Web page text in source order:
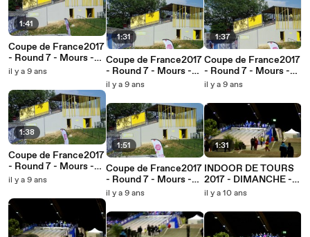
1:41
Coupe de France2017
- Round 7 - Mours -
Cadettes
il y a 9 ans
1:38
Coupe de France2017
- Round 7 - Mours -
Elite Hommes
il y a 9 ans
1:31
Coupe de France2017
- Round 7 - Mours -
Juniors
il y a 9 ans
1:51
Coupe de France2017
- Round 7 - Mours -
Elite Dames
il y a 9 ans
1:37
Coupe de France2017
- Round 7 - Mours -
Cadets
il y a 9 ans
1:31
INDOOR DE TOURS
2017 - DIMANCHE -
MINIMES GARCON
il y a 10 ans